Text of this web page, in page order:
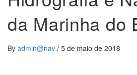
da Marinha do
By admin@nav / 5 de maio de 2018